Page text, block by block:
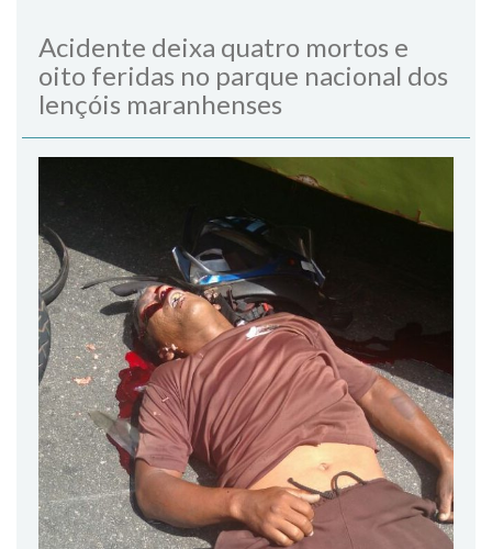
Acidente deixa quatro mortos e
oito feridas no parque nacional dos
lençóis maranhenses